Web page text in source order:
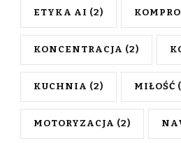
ETYKA AI (2)
KONCENTRACJA (2)
KUCHNIA (2) MIŁOŚĆ
MOTORYZACJA (2)